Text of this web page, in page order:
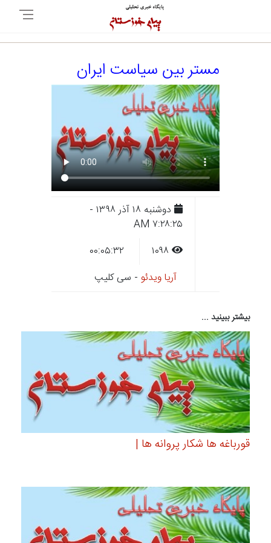
مستر بین سیاست ایران
دوشنبه ۱۸ آذر ۱۳۹۸ -
۷:۲۸:۲۵ AM
آریا ویدئو - سی کلیپ
بیشتر ببینید ...
قورباغه ها شکار پروانه ها |